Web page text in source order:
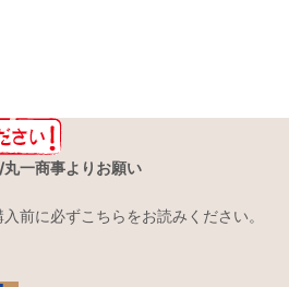
一商事よりお願い
前に必ずこちらをお読みください。